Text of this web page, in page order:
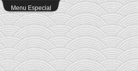
Menu Especial